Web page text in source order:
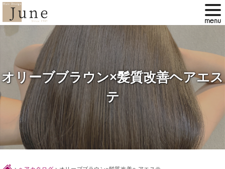
オリーブブラウン×髪質改善ヘアエス
テ